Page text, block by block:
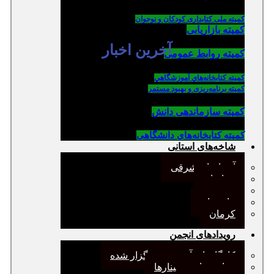
کمیته ملی کتابداری کودکان و نوجوان
کمیته بازاریابی
کمیته روابط عمومی
كميته كتابخانه‌هاي آموزشگاهي
کمیته برنامه‌ریزی و بهبود مستمر
کمیته سازماندهی دانش
کمیته کتابخانه‌های دانشگاهی
شاخه‌های استانی
آذربایجان شرقی
خراسان
مازندران
کرمان
رویدادهای انجمن
کارگاههای آموزشی برگزار شده
همایش‌ها و سمینارها
آخرین اخبار